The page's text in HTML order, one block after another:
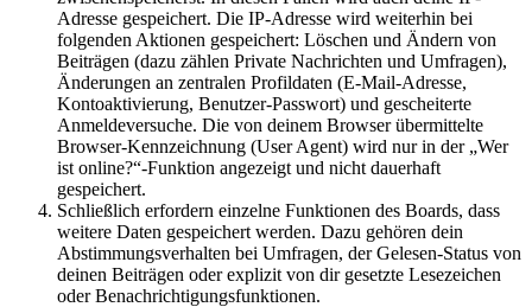
Adresse gespeichert. Die IP-Adresse wird weiterhin bei
folgenden Aktionen gespeichert: Löschen und Ändern von
Beiträgen (dazu zählen Private Nachrichten und Umfragen),
Änderungen an zentralen Profildaten (E-Mail-Adresse,
Kontoaktivierung, Benutzer-Passwort) und gescheiterte
Anmeldeversuche. Die von deinem Browser übermittelte
Browser-Kennzeichnung (User Agent) wird nur in der „Wer
ist online?“-Funktion angezeigt und nicht dauerhaft
gespeichert.
Schließlich erfordern einzelne Funktionen des Boards, dass
weitere Daten gespeichert werden. Dazu gehören dein
Abstimmungsverhalten bei Umfragen, der Gelesen-Status von
deinen Beiträgen oder explizit von dir gesetzte Lesezeichen
oder Benachrichtigungsfunktionen.